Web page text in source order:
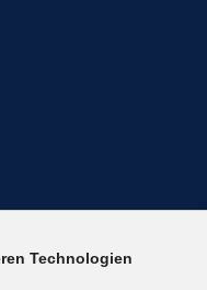
Technologien